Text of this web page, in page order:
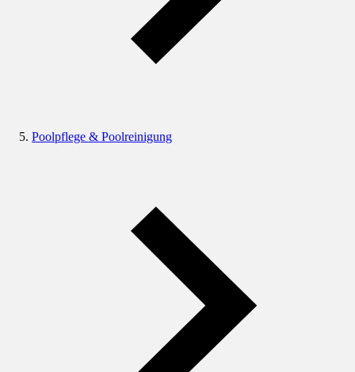
Poolpflege & Poolreinigung